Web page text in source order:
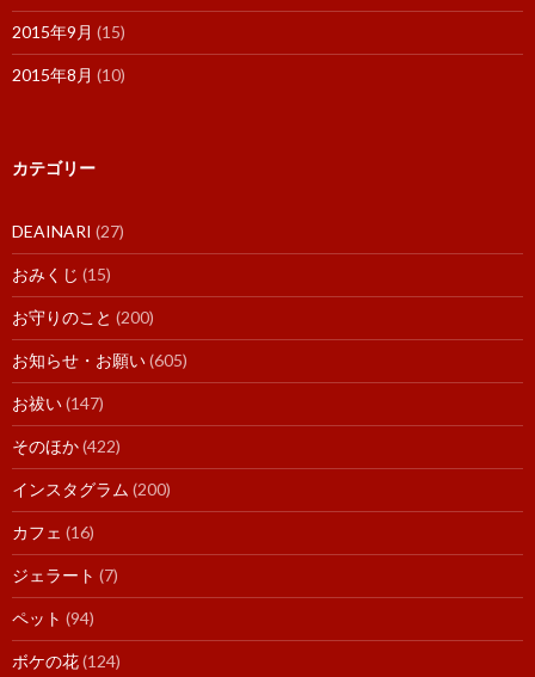
2015年9月 (15)
2015年8月 (10)
カテゴリー
DEAINARI (27)
おみくじ (15)
お守りのこと (200)
お知らせ・お願い(605)
お祓い(147)
そのほか(422)
インスタグラム (200)
カフェ (16)
ジェラート (7)
ペット (94)
ボケの花(124)